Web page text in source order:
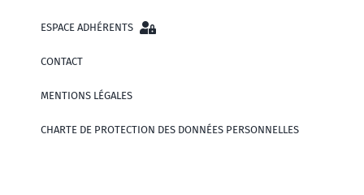
ESPACE ADHÉRENTS
CONTACT
MENTIONS LÉGALES
CHARTE DE PROTECTION DES DONNÉES PERSONNELLES